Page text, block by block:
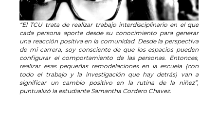
“El TCU trata de realizar trabajo interdisciplinario en el que
cada persona aporte desde su conocimiento para generar
una reacción positiva en la comunidad. Desde la perspectiva
de mi carrera, soy consciente de que los espacios pueden
configurar el comportamiento de las personas. Entonces,
realizar esas pequeñas remodelaciones en la escuela (con
todo el trabajo y la investigación que hay detrás) van a
significar un cambio positivo en la rutina de la niñez”,
puntualizó la estudiante Samantha Cordero Chavez.